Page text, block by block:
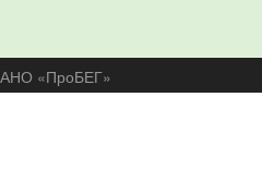
«ПроБЕГ»